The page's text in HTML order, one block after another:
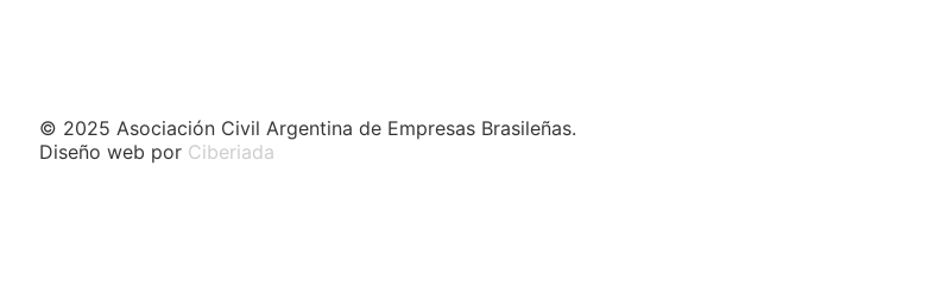
© 2025 Asociación Civil Argentina de Empresas Brasileñas.
Diseño web por Ciberiada